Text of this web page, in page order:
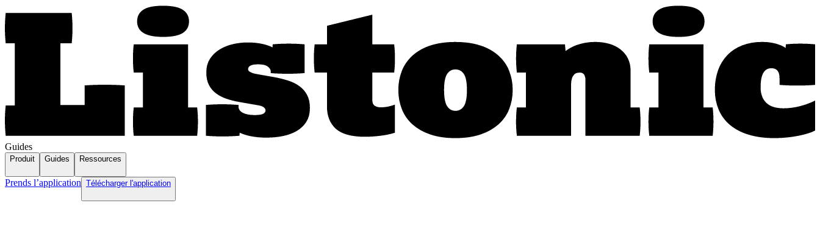
Guides
Produit Guides Ressources
Prends l’application Télécharger l'application